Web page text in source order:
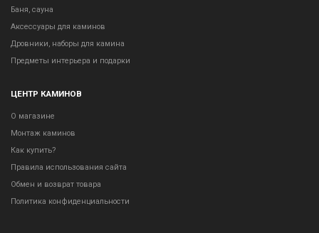
Баня, сауна
Аксессуары для каминов
Дровники, наборы для камина
Предметы интерьера и подарки
ЦЕНТР КАМИНОВ
О магазине
Монтаж каминов
Как купить?
Правила использования сайта
Обмен и возврат товара
Политика конфиденциальности